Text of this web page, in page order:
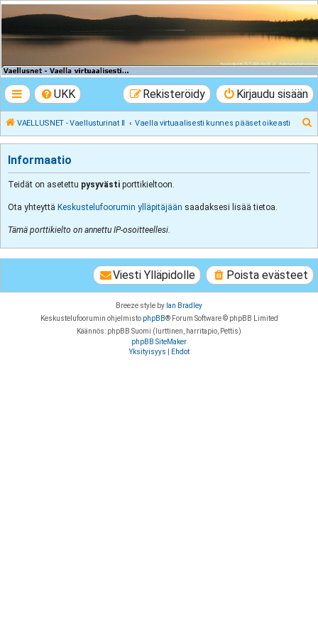
VAELLUSNET -
Vaellusturinat II
UKK Kirjaudu sisään
Rekisteröidy
VAELLUSNET - Vaellusturinat II Vaella virtuaalisesti kunnes pääset oikeasti
Informaatio
Teidät on asetettu pysyvästi porttikieltoon.
Ota yhteyttä Keskustelufoorumin ylläpitäjään saadaksesi lisää tietoa.
Tämä porttikielto on annettu IP-osoitteellesi.
Poista evästeet
Viesti Ylläpidolle
Breeze style by Ian Bradley
Keskustelufoorumin ohjelmisto phpBB® Forum Software © phpBB Limited
Käännös: phpBB Suomi (lurttinen, harritapio, Pettis)
phpBB SiteMaker
Yksityisyys
Ehdot